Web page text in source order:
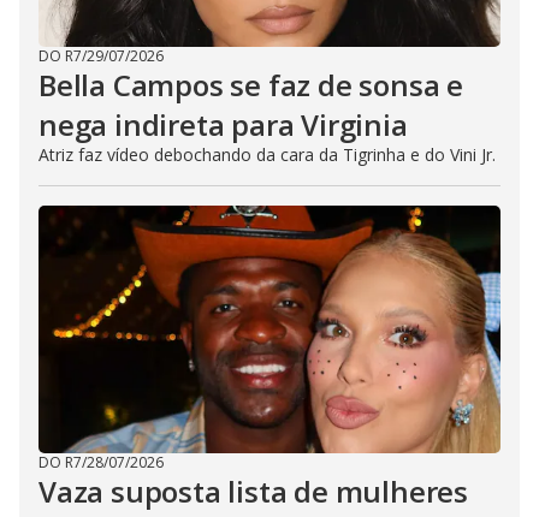
DO R7/29/07/2026
Bella Campos se faz de sonsa e
nega indireta para Virginia
Atriz faz vídeo debochando da cara da Tigrinha e do Vini Jr.
DO R7/28/07/2026
Vaza suposta lista de mulheres